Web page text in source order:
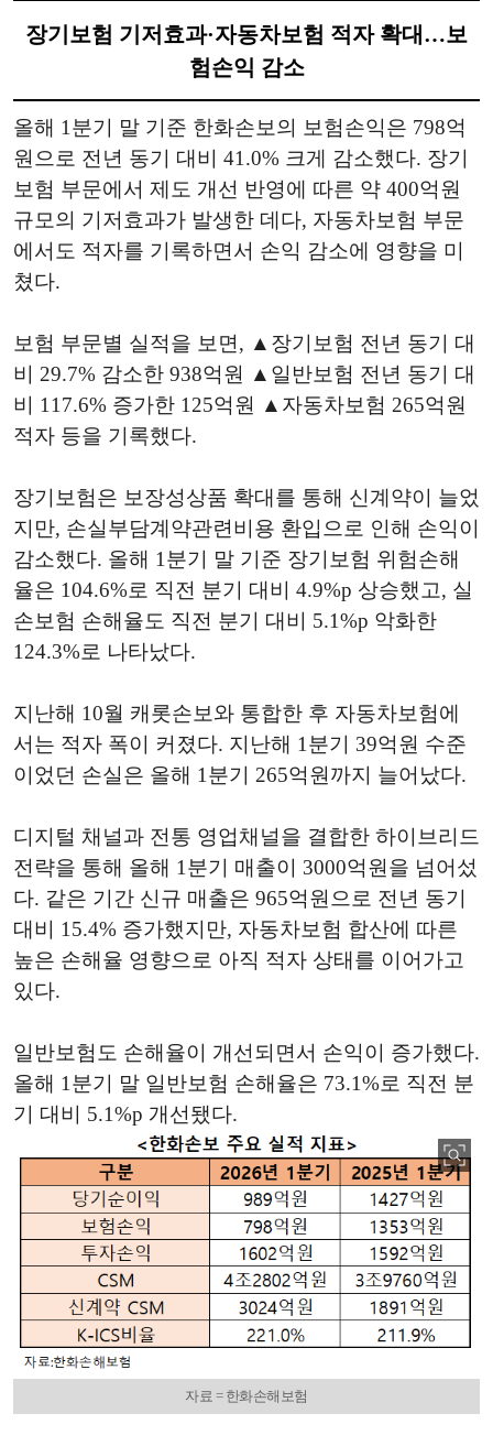
장기보험 기저효과·자동차보험 적자 확대…보
험손익 감소
올해 1분기 말 기준 한화손보의 보험손익은 798억
원으로 전년 동기 대비 41.0% 크게 감소했다. 장기
보험 부문에서 제도 개선 반영에 따른 약 400억원
규모의 기저효과가 발생한 데다, 자동차보험 부문
에서도 적자를 기록하면서 손익 감소에 영향을 미
쳤다.
보험 부문별 실적을 보면, ▲장기보험 전년 동기 대
비 29.7% 감소한 938억원 ▲일반보험 전년 동기 대
비 117.6% 증가한 125억원 ▲자동차보험 265억원
적자 등을 기록했다.
장기보험은 보장성상품 확대를 통해 신계약이 늘었
지만, 손실부담계약관련비용 환입으로 인해 손익이
감소했다. 올해 1분기 말 기준 장기보험 위험손해
율은 104.6%로 직전 분기 대비 4.9%p 상승했고, 실
손보험 손해율도 직전 분기 대비 5.1%p 악화한
124.3%로 나타났다.
지난해 10월 캐롯손보와 통합한 후 자동차보험에
서는 적자 폭이 커졌다. 지난해 1분기 39억원 수준
이었던 손실은 올해 1분기 265억원까지 늘어났다.
디지털 채널과 전통 영업채널을 결합한 하이브리드
전략을 통해 올해 1분기 매출이 3000억원을 넘어섰
다. 같은 기간 신규 매출은 965억원으로 전년 동기
대비 15.4% 증가했지만, 자동차보험 합산에 따른
높은 손해율 영향으로 아직 적자 상태를 이어가고
있다.
일반보험도 손해율이 개선되면서 손익이 증가했다.
올해 1분기 말 일반보험 손해율은 73.1%로 직전 분
기 대비 5.1%p 개선됐다.
자료 = 한화손해보험